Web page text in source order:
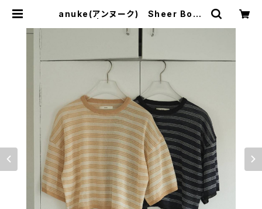
anuke(アンヌーク) Sheer Bord
レディースファッション通販サイト